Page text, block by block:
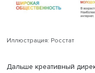
продукт. Например,
населения первый